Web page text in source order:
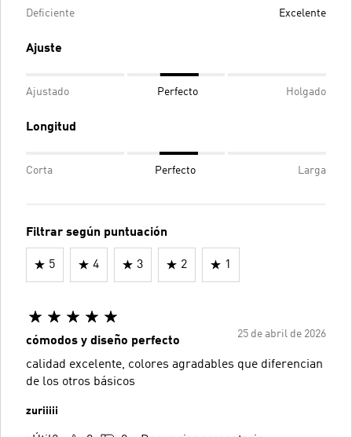
Deficiente Excelente
Ajuste
Ajustado Perfecto Holgado
Longitud
Corta Perfecto Larga
Filtrar según puntuación
5 4 3 2 1
25 de abril de 2026
cómodos y diseño perfecto
calidad excelente, colores agradables que diferencian
de los otros básicos
zuriiiii